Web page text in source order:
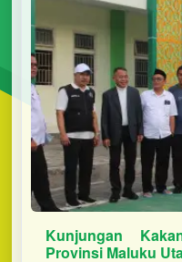
Kunjungan
Provinsi Maluku